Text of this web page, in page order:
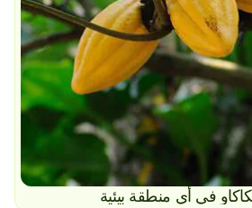
في أي منطقة بيئية